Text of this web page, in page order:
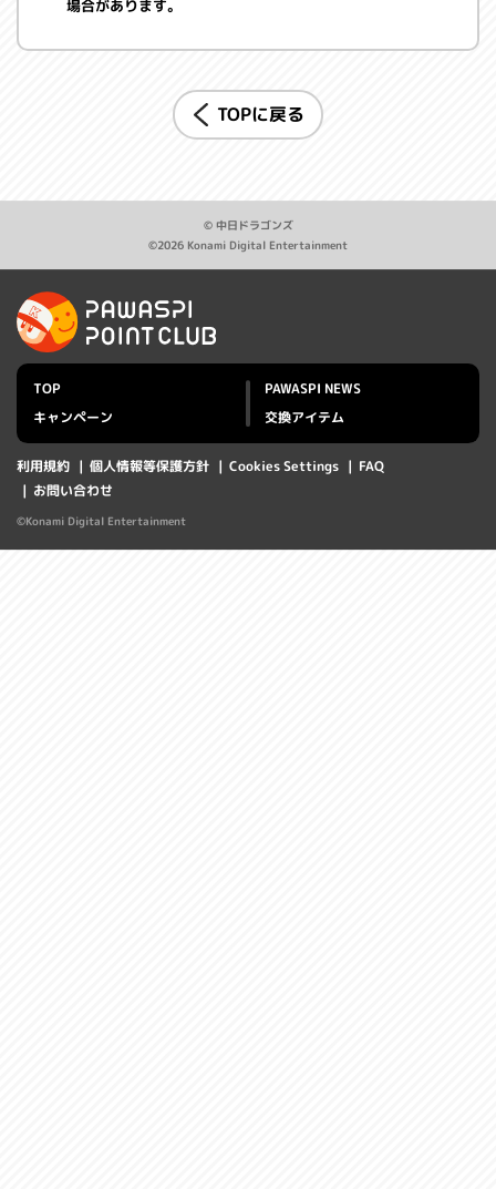
場合があります。
TOPに戻る
© 中日ドラゴンズ
©2026 Konami Digital Entertainment
TOP
PAWASPI NEWS
キャンペーン
交換アイテム
利用規約 個人情報等保護方針 Cookies Settings
FAQ
お問い合わせ
©Konami Digital Entertainment